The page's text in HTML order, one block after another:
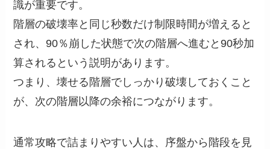
識が重要です。
階層の破壊率と同じ秒数だけ制限時間が増えると
され、90％崩した状態で次の階層へ進むと90秒加
算されるという説明があります。
つまり、壊せる階層でしっかり破壊しておくこと
が、次の階層以降の余裕につながります。
通常攻略で詰まりやすい人は、序盤から階段を見